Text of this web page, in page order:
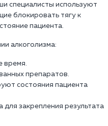
специалисты используют
блокировать тягу к
пациента.
алкоголизма:
время.
препаратов.
состояния пациента
закрепления результата